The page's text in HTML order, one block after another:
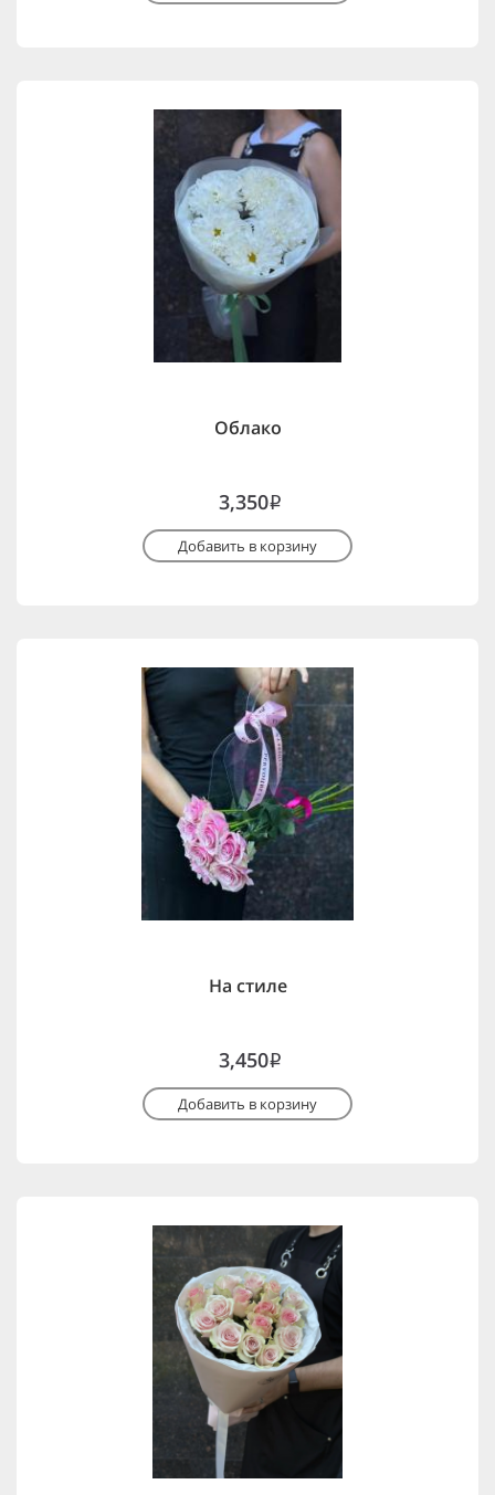
Облако
3,350i
Добавить в корзину
На стиле
3,450i
Добавить в корзину